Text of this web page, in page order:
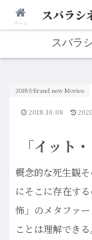
人生は“ひとりご
スバラ
「イット
2018☆Brand new Movies
2018.10.08
概念的な死生観
にそこに存在す
怖」のメタファ
ことは理解できる
ホーム スバラ